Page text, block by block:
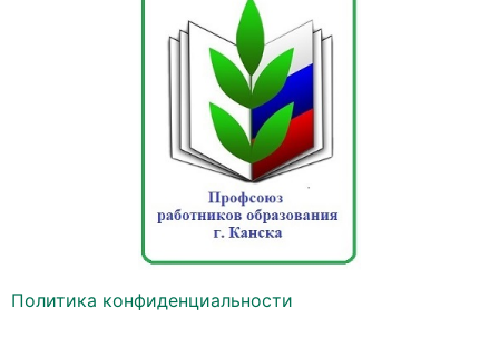
Политика конфиденциальности